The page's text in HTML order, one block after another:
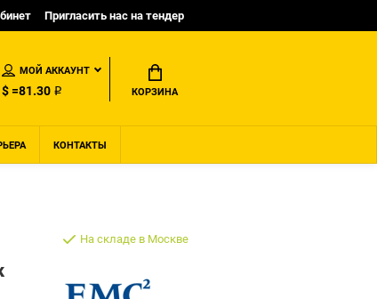
Пригласить нас на тендер
МОЙ АККАУНТ
$ =81.30 ₽ КОРЗИНА
КОНТАКТЫ
На складе в Москве